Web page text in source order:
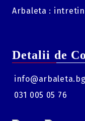
Arbaleta :
Detalii de
info@arbaleta.bg
031 005 05 76